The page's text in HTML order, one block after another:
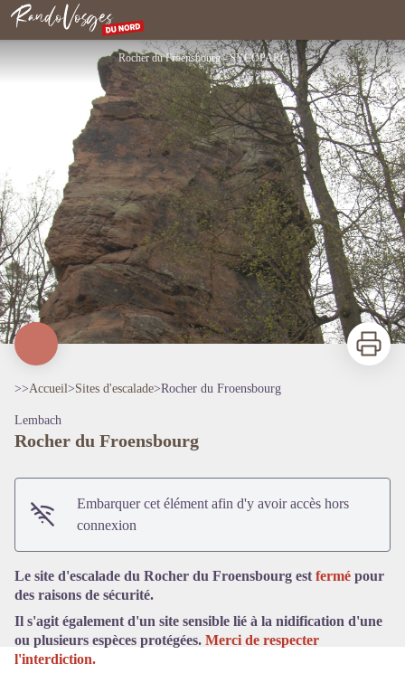
Rando Vosges du Nord
Rocher du Froensbourg
Rocher du Froensbourg - SYCOPARC
Voir l'image en plein écran
Imprimer
>>Accueil>Sites d'escalade>Rocher du Froensbourg
Lembach
Rocher du Froensbourg
Embarquer cet élément afin d'y avoir accès hors
connexion
Le site d'escalade du Rocher du Froensbourg est fermé pour
des raisons de sécurité.
Il s'agit également d'un site sensible lié à la nidification d'une
ou plusieurs espèces protégées. Merci de respecter
l'interdiction.